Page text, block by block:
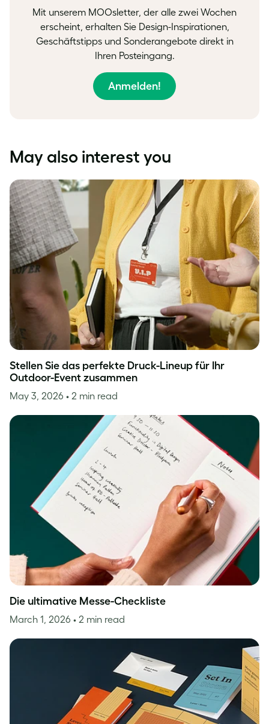
Mit unserem MOOsletter, der alle zwei Wochen
erscheint, erhalten Sie Design-Inspirationen,
Geschäftstipps und Sonderangebote direkt in
Ihren Posteingang.
Anmelden!
May also interest you
Stellen Sie das perfekte Druck-Lineup für Ihr
Outdoor-Event zusammen
May 3, 2026 • 2 min read
Die ultimative Messe-Checkliste
March 1, 2026 • 2 min read